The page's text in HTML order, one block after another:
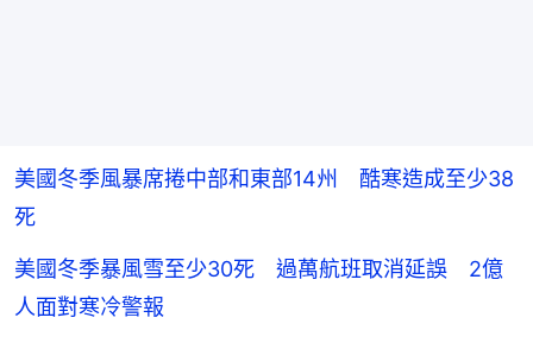
美國冬季風暴席捲中部和東部14州 酷寒造成至少38
死
美國冬季暴風雪至少30死 過萬航班取消延誤 2億
人面對寒冷警報